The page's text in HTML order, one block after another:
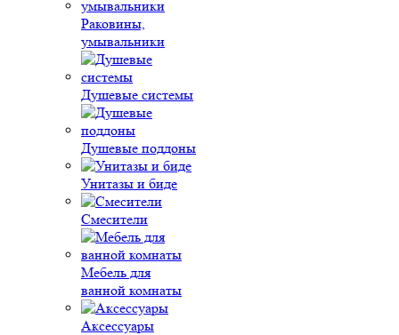
Раковины,
умывальники
Душевые системы
Душевые поддоны
Унитазы и биде
Смесители
Мебель для
ванной комнаты
Аксессуары